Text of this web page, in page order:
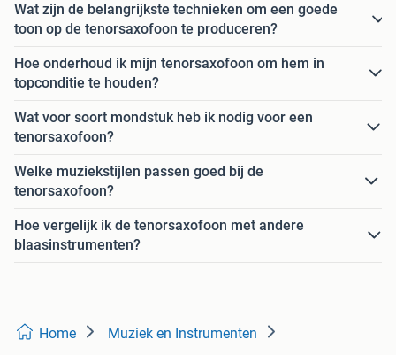
Wat zijn de belangrijkste technieken om een goede
toon op de tenorsaxofoon te produceren?
Hoe onderhoud ik mijn tenorsaxofoon om hem in
topconditie te houden?
Wat voor soort mondstuk heb ik nodig voor een
tenorsaxofoon?
Welke muziekstijlen passen goed bij de
tenorsaxofoon?
Hoe vergelijk ik de tenorsaxofoon met andere
blaasinstrumenten?
Home Muziek en Instrumenten